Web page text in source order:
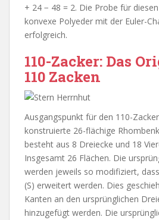
+ 24 − 48 = 2. Die Probe für
konvexe Polyeder mit der Euler-
erfolgreich.
110-Zacker: Das
110 Zacken
Ausgangspunkt für den 110-
konstruierte 26-flächige
besteht aus 8 Dreiecke und 18
Insgesamt 26 Flächen. Die
werden jeweils so modifiziert,
(S) erweitert werden. Dies
Kanten an den ursprünglichen
hinzugefügt werden. Die